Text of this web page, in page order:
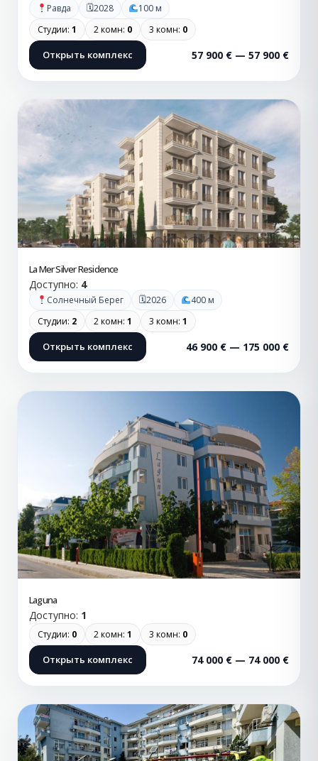
Равда 🗓2028
100 м
Студии: 1 2 комн: 0 3 комн: 0
Открыть комплекс 57 900 € — 57 900 €
La Mer Silver Residence
Доступно: 4
Солнечный Берег 🗓2026
400 м
Студии: 2 2 комн: 1 3 комн: 1
Открыть комплекс 46 900 € — 175 000 €
Laguna
Доступно: 1
Студии: 0 2 комн: 1 3 комн: 0
Открыть комплекс 74 000 € — 74 000 €